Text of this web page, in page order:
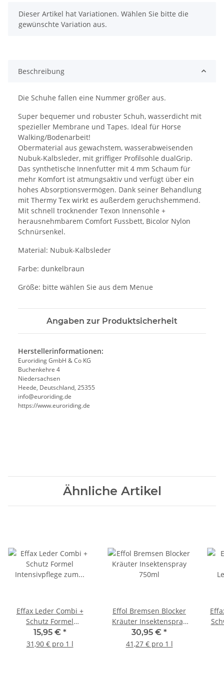
x
Dieser Artikel hat Variationen. Wählen Sie bitte die
gewünschte Variation aus.
Beschreibung
Die Schuhe fallen eine Nummer größer aus.
Super bequemer und robuster Schuh, wasserdicht mit
spezieller Membrane und Tapes. Ideal für Horse
Walking/Bodenarbeit!
Obermaterial aus gewachstem, wasserabweisenden
Nubuk-Kalbsleder, mit griffiger Profilsohle dualGrip.
Das synthetische Innenfutter mit 4 mm Schaum für
mehr Komfort ist atmungsaktiv und verfügt über ein
hohes Absorptionsvermögen. Dank seiner Behandlung
mit Thermy Tex wirkt es außerdem geruchshemmend.
Mit schnell trocknender Texon Innensohle +
herausnehmbarem Comfort Fussbett, Bicolor Nylon
Schnürsenkel.
Material: Nubuk-Kalbsleder
Farbe: dunkelbraun
Größe: bitte wählen Sie aus dem Menue
Angaben zur Produktsicherheit
Herstellerinformationen:
Euroriding GmbH & Co KG
Buchenkehre 4
Niedersachsen
Heede, Deutschland, 25355
info@euroriding.de
https://www.euroriding.de
Ähnliche Artikel
Effax Leder Combi +
Schutz Formel
Intensivpflege zum
Sprühen Lederpflege
15,95 € *
31,90 € pro 1 l
Effol Bremsen Blocker
Kräuter Insektenspray
750ml
30,95 € *
41,27 € pro 1 l